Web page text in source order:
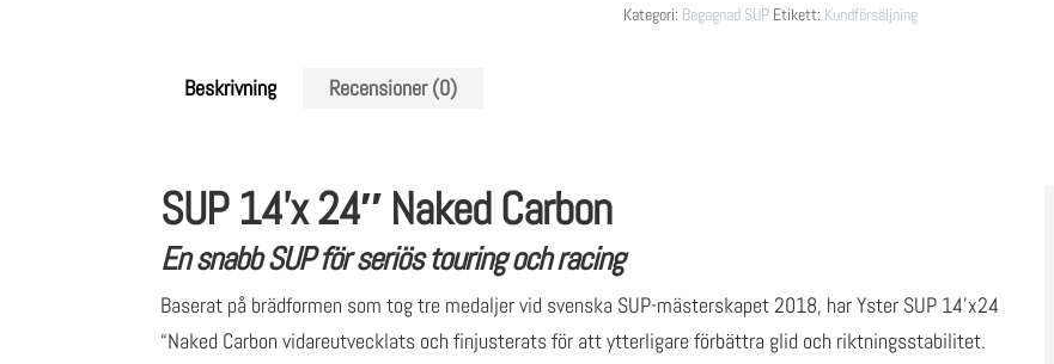
24"
Kategori: Begagnad SUP Etikett: Kundförsäljning
Beskrivning Recensioner (0)
SUP 14’x 24″ Naked Carbon
En snabb SUP för seriös touring och racing
Baserat på brädformen som tog tre medaljer vid svenska SUP-mästerskapet 2018, har Yster SUP 14’x24
“Naked Carbon vidareutvecklats och finjusterats för att ytterligare förbättra glid och riktningsstabilitet.